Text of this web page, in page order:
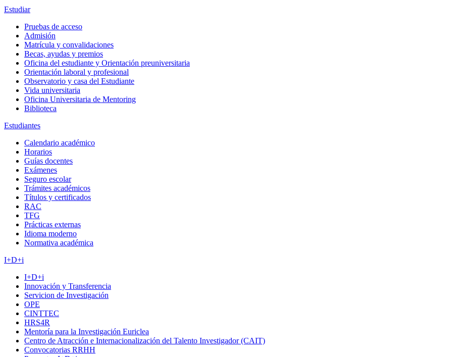
Estudiar
Pruebas de acceso
Admisión
Matrícula y convalidaciones
Becas, ayudas y premios
Oficina del estudiante y Orientación preuniversitaria
Orientación laboral y profesional
Observatorio y casa del Estudiante
Vida universitaria
Oficina Universitaria de Mentoring
Biblioteca
Estudiantes
Calendario académico
Horarios
Guías docentes
Exámenes
Seguro escolar
Trámites académicos
Títulos y certificados
RAC
TFG
Prácticas externas
Idioma moderno
Normativa académica
I+D+i
I+D+i
Innovación y Transferencia
Servicion de Investigación
OPE
CINTTEC
HRS4R
Mentoría para la Investigación Euriclea
Centro de Atracción e Internacionalización del Talento Investigador (CAIT)
Convocatorias RRHH